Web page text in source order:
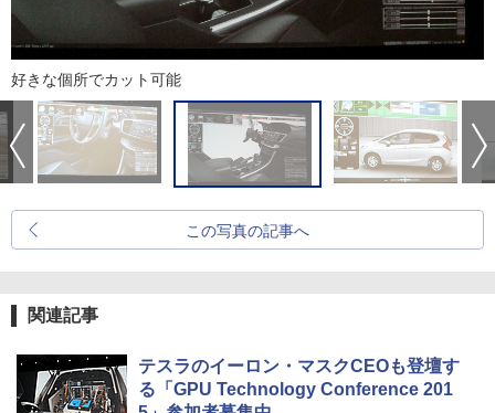
好きな個所でカット可能
この写真の記事へ
関連記事
テスラのイーロン・マスクCEOも登壇す
る「GPU Technology Conference 201